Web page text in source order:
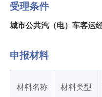
受理条件
城市公共汽（电）车客运
申报材料
材料名称 材料类型